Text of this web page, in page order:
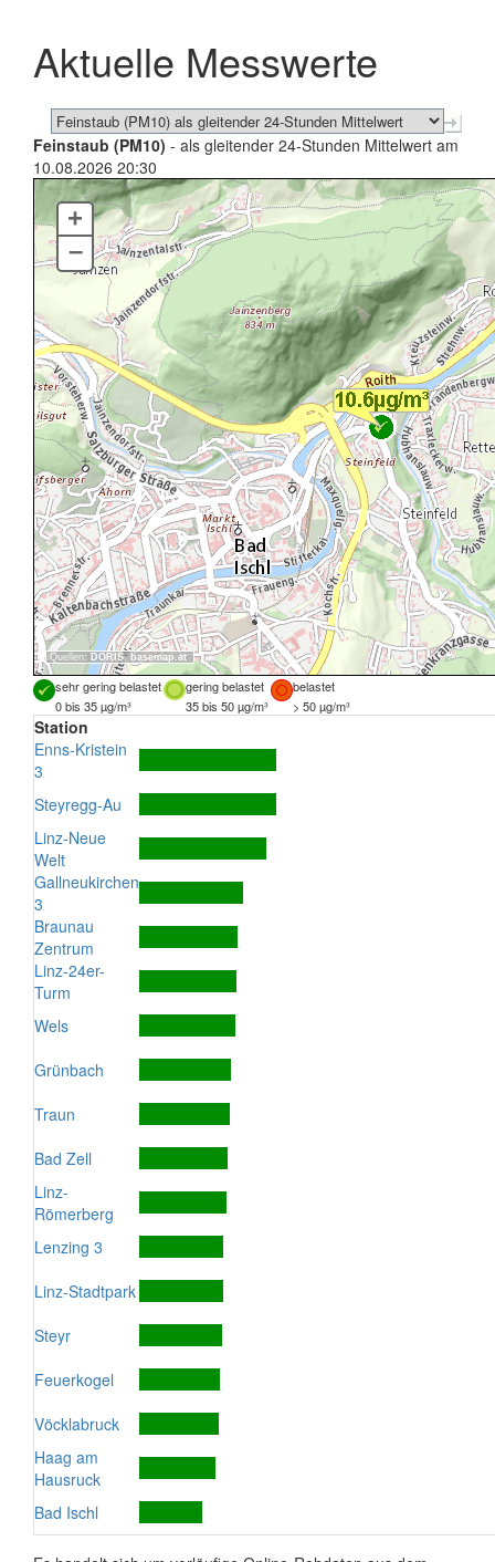
schließen
Aktuelle Messwerte
Feinstaub (PM10) - als gleitender 24-Stunden Mittelwert am
10.08.2026 20:30
Quellen: DORIS, basemap.at
+
–
sehr gering belastet gering belastet
belastet
0 bis 35 µg/m³
35 bis 50 µg/m³ > 50 µg/m³
Station
Enns-Kristein
3
Steyregg-Au
Linz-Neue
Welt
Gallneukirchen
3
Braunau
Zentrum
Linz-24er-
Turm
Wels
Grünbach
Traun
Bad Zell
Linz-
Römerberg
Lenzing 3
Linz-Stadtpark
Steyr
Feuerkogel
Vöcklabruck
Haag am
Hausruck
Bad Ischl